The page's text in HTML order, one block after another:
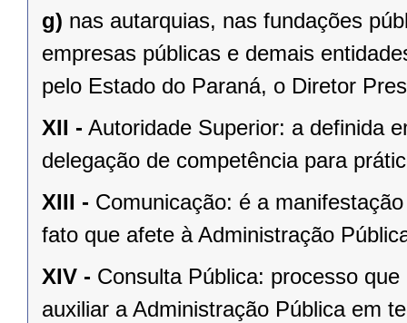
g) nas autarquias, nas fundações
empresas públicas e demais
pelo Estado do Paraná, o Diretor
XII - Autoridade Superior: a definida
delegação de competência para
XIII - Comunicação: é a
fato que afete à Administração
XIV - Consulta Pública: processo
auxiliar a Administração Pública em